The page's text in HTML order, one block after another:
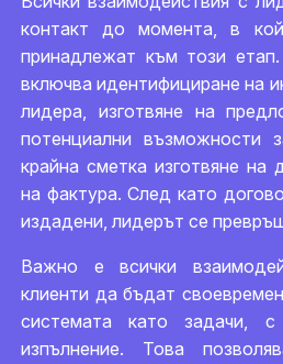
контакт до момента, в
принадлежат към този
включва идентифициране на
лидера, изготвяне на
потенциални възможности
крайна сметка изготвяне на
на фактура. След като
издадени, лидерът се
Важно е всички
клиенти да бъдат
системата като задачи,
изпълнение. Това